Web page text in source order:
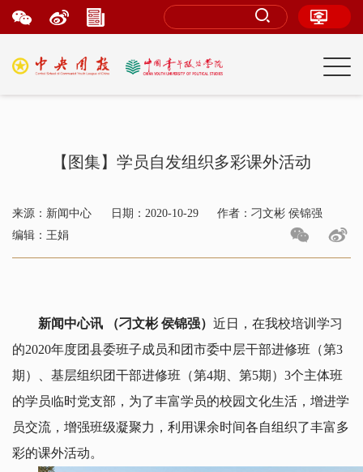
【图集】学员自发组织多彩课外活动
来源：新闻中心 日期：2020-10-29
作者：刁文彬 侯锦强
编辑：王娟
新闻中心讯 （刁文彬 侯锦强） 近日，在我校培训学习
的2020年度团县委班子成员和团市委中层干部进修班（第3
期）、基层组织团干部进修班（第4期、第5期）3个主体班
的学员临时党支部，为了丰富学员的校园文化生活，增进学
员交流，增强班级凝聚力，利用课余时间各自组织了丰富多
彩的课外活动。